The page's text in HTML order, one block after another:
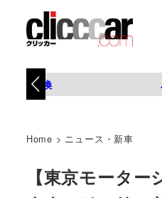
タイヤ交換
Home > ニュース・新車
【東京モータ